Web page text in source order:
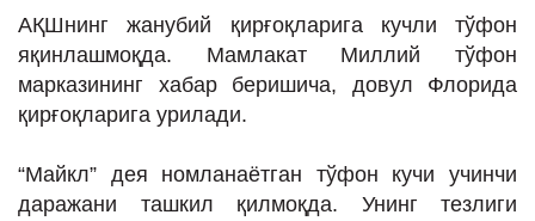
Кино
ИНТЕРВЬЮ
Таҳлил
АҚШнинг жанубий қирғоқларига кучли тўфон
яқинлашмоқда. Мамлакат Миллий тўфон
марказининг хабар беришича, довул Флорида
қирғоқларига урилади.
“Майкл” дея номланаётган тўфон кучи учинчи
даражани ташкил қилмоқда. Унинг тезлиги